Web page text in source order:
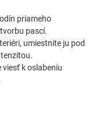
priameho
pascí.
umiestnite ju pod
k oslabeniu